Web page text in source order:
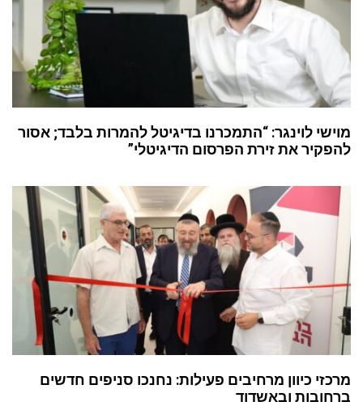
מוישי לוינגר: “התמכרנו בדיגיטל להמרות בלבד; אסור
להפקיר את זירת הפרסום הדיגיטלי”
מרכזי כיוון מרחיבים פעילות: נחנכו סניפים חדשים
ברחובות ובאשדוד